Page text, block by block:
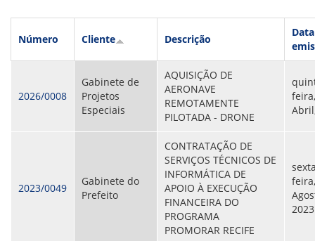
GOVERNANÇA
COMISSÕES
ATAS DE REGISTRO DE PREÇOS
REGULAMENTO INTERNO DE LICITAÇÕES E
GESTÃO DE PESSOAS
Número Cliente Descrição
2026/0008
Gabinete de
Projetos
Especiais
AQUISIÇÃO DE
AERONAVE
REMOTAMENTE
PILOTADA - DRONE
2023/0049
Gabinete do
Prefeito
CONTRATAÇÃO DE
SERVIÇOS TÉCNICOS DE
INFORMÁTICA DE
APOIO À EXECUÇÃO
FINANCEIRA DO
PROGRAMA
PROMORAR RECIFE
2023